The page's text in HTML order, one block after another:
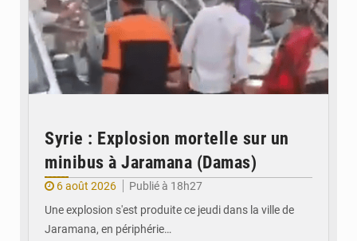
Syrie : Explosion mortelle sur un
minibus à Jaramana (Damas)
6 août 2026
Publié à 18h27
Une explosion s'est produite ce jeudi dans la ville de
Jaramana, en périphérie…